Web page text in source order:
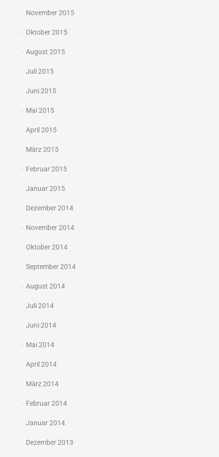
November 2015
Oktober 2015
August 2015
Juli 2015
Juni 2015
Mai 2015
April 2015
März 2015
Februar 2015
Januar 2015
Dezember 2014
November 2014
Oktober 2014
September 2014
August 2014
Juli 2014
Juni 2014
Mai 2014
April 2014
März 2014
Februar 2014
Januar 2014
Dezember 2013